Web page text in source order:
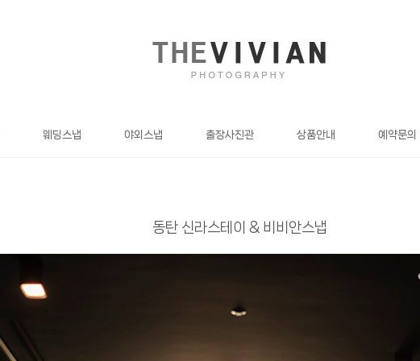
웨딩스냅 야외스냅 출장사진관 상품안내 예약문의
동탄 신라스테이 & 비비안스냅